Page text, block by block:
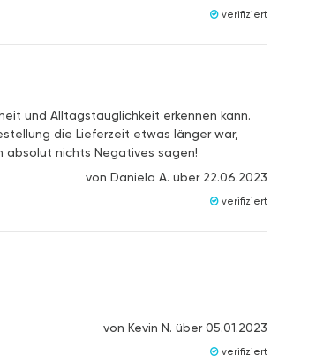
verifiziert
und Alltagstauglichkeit erkennen kann.
die Lieferzeit etwas länger war,
absolut nichts Negatives sagen!
von Daniela A. über 22.06.2023
verifiziert
von Kevin N. über05.01.2023
verifiziert